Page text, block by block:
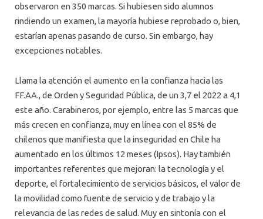
observaron en 350 marcas. Si hubiesen sido alumnos
rindiendo un examen, la mayoría hubiese reprobado o, bien,
estarían apenas pasando de curso. Sin embargo, hay
excepciones notables.
Llama la atención el aumento en la confianza hacia las
FF.AA., de Orden y Seguridad Pública, de un 3,7 el 2022 a 4,1
este año. Carabineros, por ejemplo, entre las 5 marcas que
más crecen en confianza, muy en línea con el 85% de
chilenos que manifiesta que la inseguridad en Chile ha
aumentado en los últimos 12 meses (Ipsos). Hay también
importantes referentes que mejoran: la tecnología y el
deporte, el fortalecimiento de servicios básicos, el valor de
la movilidad como fuente de servicio y de trabajo y la
relevancia de las redes de salud. Muy en sintonía con el